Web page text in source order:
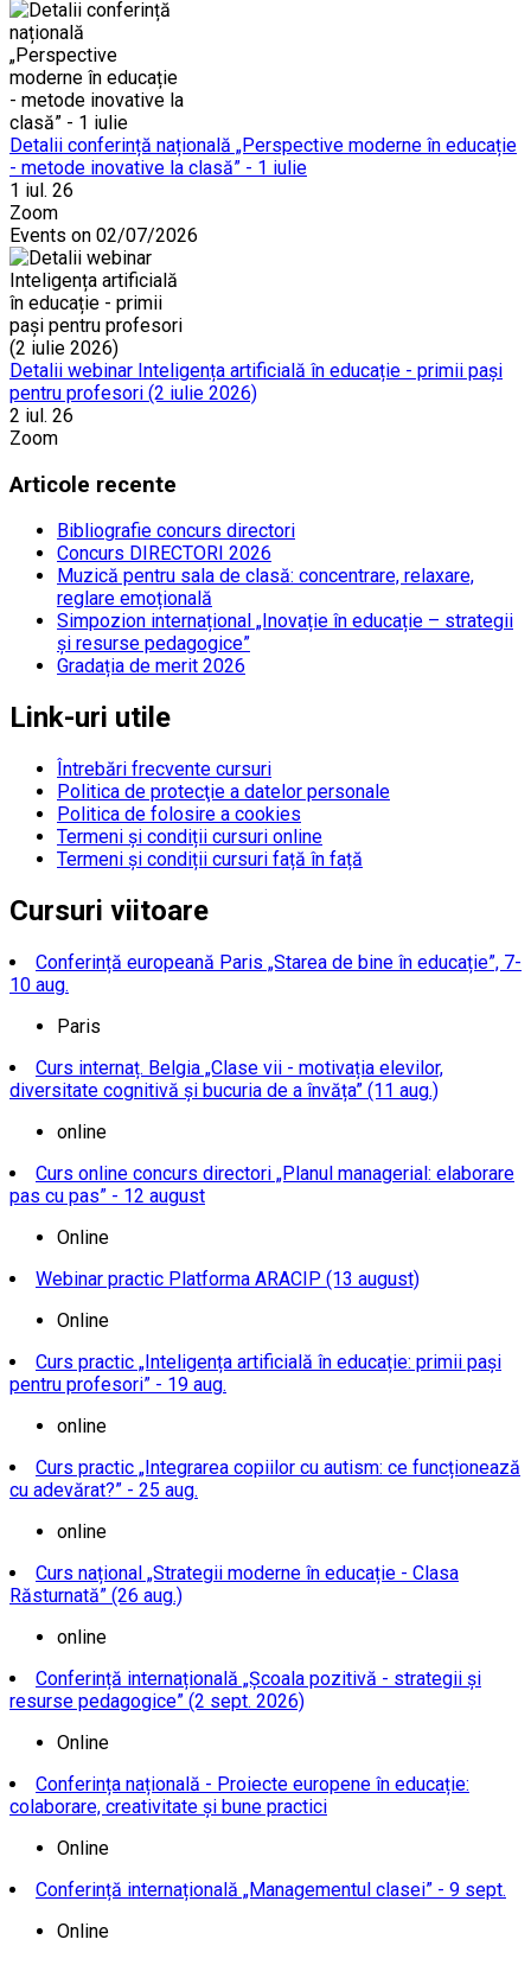
Detalii conferință națională „Perspective moderne în educație
- metode inovative la clasă” - 1 iulie
1 iul. 26
Zoom
Events on 02/07/2026
Detalii webinar Inteligența artificială în educație - primii pași
pentru profesori (2 iulie 2026)
2 iul. 26
Zoom
Articole recente
Bibliografie concurs directori
Concurs DIRECTORI 2026
Muzică pentru sala de clasă: concentrare, relaxare,
reglare emoțională
Simpozion internațional „Inovație în educație – strategii
și resurse pedagogice”
Gradația de merit 2026
Link-uri utile
Întrebări frecvente cursuri
Politica de protecţie a datelor personale
Politica de folosire a cookies
Termeni și condiții cursuri online
Termeni și condiții cursuri față în față
Cursuri viitoare
Conferință europeană Paris „Starea de bine în educație”, 7-
10 aug.
Paris
Curs internaț. Belgia „Clase vii - motivația elevilor,
diversitate cognitivă și bucuria de a învăța” (11 aug.)
online
Curs online concurs directori „Planul managerial: elaborare
pas cu pas” - 12 august
Online
Webinar practic Platforma ARACIP (13 august)
Online
Curs practic „Inteligența artificială în educație: primii pași
pentru profesori” - 19 aug.
online
Curs practic „Integrarea copiilor cu autism: ce funcționează
cu adevărat?” - 25 aug.
online
Curs național „Strategii moderne în educație - Clasa
Răsturnată” (26 aug.)
online
Conferință internațională „Școala pozitivă - strategii și
resurse pedagogice” (2 sept. 2026)
Online
Conferința națională - Proiecte europene în educație:
colaborare, creativitate și bune practici
Online
Conferință internațională „Managementul clasei” - 9 sept.
Online